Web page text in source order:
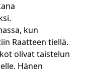
kun
Raatteen tiellä.
olivat taistelun
Hänen